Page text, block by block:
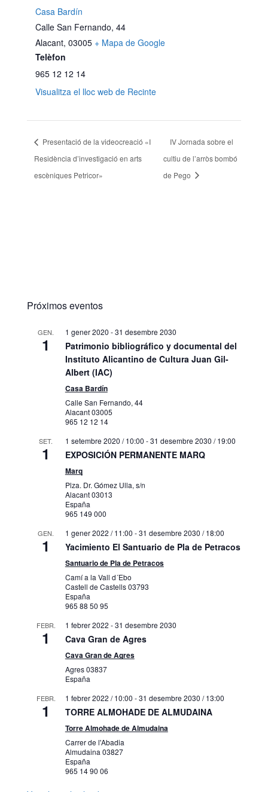
Casa Bardín
Calle San Fernando, 44
Alacant, 03005 + Mapa de Google
Telèfon
965 12 12 14
Visualitza el lloc web de Recinte
Presentació de la videocreació «I
Residència d’investigació en arts
escèniques Petricor»
IV Jornada sobre el
cultiu de l’arròs bombó
de Pego
Próximos eventos
GEN.
1
1 gener 2020 -31 desembre 2030
Patrimonio bibliográfico y documental del
Instituto Alicantino de Cultura Juan Gil-
Albert (IAC)
Casa Bardín
Calle San Fernando, 44
Alacant03005
965 12 12 14
SET.
1
1 setembre 2020 / 10:00 -31 desembre 2030 / 19:00
EXPOSICIÓN PERMANENTE MARQ
Marq
Plza. Dr. Gómez Ulla, s/n
Alacant03013
España
965 149 000
GEN.
1
1 gener 2022 / 11:00 -31 desembre 2030 / 18:00
Yacimiento El Santuario de Pla de Petracos
Santuario de Pla de Petracos
Camí a la Vall d´Ebo
Castell de Castells03793
España
965 88 50 95
FEBR.
1
1 febrer 2022 -31 desembre 2030
Cava Gran de Agres
Cava Gran de Agres
Agres03837
España
FEBR.
1
1 febrer 2022 / 10:00 -31 desembre 2030 / 13:00
TORRE ALMOHADE DE ALMUDAINA
Torre Almohade de Almudaina
Carrer de l'Abadia
Almudaina 03827
España
965 14 90 06